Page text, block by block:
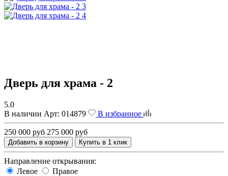
Дверь для храма - 2
5.0
В наличии Арт: 014879 В избранное
250 000 руб 275 000 руб
Добавить в корзину Купить в 1 клик
Направление открывания:
Левое
Правое